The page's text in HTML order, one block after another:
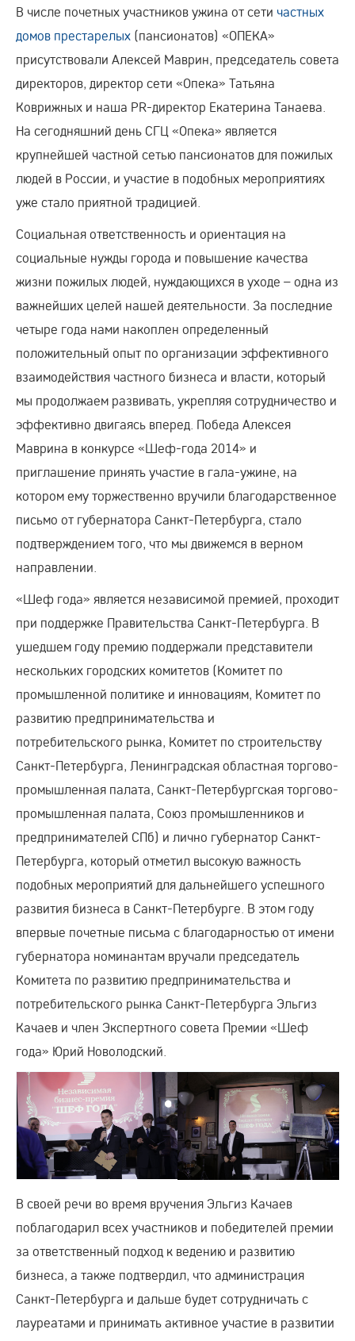
В числе почетных участников ужина от сети частных
домов престарелых (пансионатов) «ОПЕКА»
присутствовали Алексей Маврин, председатель совета
директоров, директор сети «Опека» Татьяна
Коврижных и наша PR-директор Екатерина Танаева.
На сегодняшний день СГЦ «Опека» является
крупнейшей частной сетью пансионатов для пожилых
людей в России, и участие в подобных мероприятиях
уже стало приятной традицией.
Социальная ответственность и ориентация на
социальные нужды города и повышение качества
жизни пожилых людей, нуждающихся в уходе – одна из
важнейших целей нашей деятельности. За последние
четыре года нами накоплен определенный
положительный опыт по организации эффективного
взаимодействия частного бизнеса и власти, который
мы продолжаем развивать, укрепляя сотрудничество и
эффективно двигаясь вперед. Победа Алексея
Маврина в конкурсе «Шеф-года 2014» и
приглашение принять участие в гала-ужине, на
котором ему торжественно вручили благодарственное
письмо от губернатора Санкт-Петербурга, стало
подтверждением того, что мы движемся в верном
направлении.
«Шеф года» является независимой премией, проходит
при поддержке Правительства Санкт-Петербурга. В
ушедшем году премию поддержали представители
нескольких городских комитетов (Комитет по
промышленной политике и инновациям, Комитет по
развитию предпринимательства и
потребительского рынка, Комитет по строительству
Санкт-Петербурга, Ленинградская областная торгово-
промышленная палата, Санкт-Петербургская торгово-
промышленная палата, Союз промышленников и
предпринимателей СПб) и лично губернатор Санкт-
Петербурга, который отметил высокую важность
подобных мероприятий для дальнейшего успешного
развития бизнеса в Санкт-Петербурге. В этом году
впервые почетные письма с благодарностью от имени
губернатора номинантам вручали председатель
Комитета по развитию предпринимательства и
потребительского рынка Санкт-Петербурга Эльгиз
Качаев и член Экспертного совета Премии «Шеф
года» Юрий Новолодский.
В своей речи во время вручения Эльгиз Качаев
поблагодарил всех участников и победителей премии
за ответственный подход к ведению и развитию
бизнеса, а также подтвердил, что администрация
Санкт-Петербурга и дальше будет сотрудничать с
лауреатами и принимать активное участие в развитии